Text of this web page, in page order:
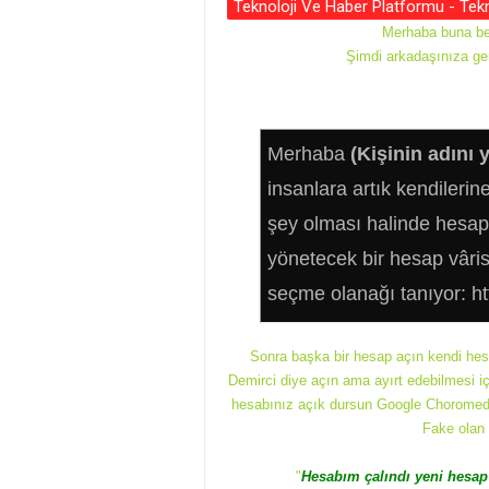
Teknoloji Ve Haber Platformu -
Merhaba buna
Şimdi arkadaşınıza
Merhaba (Kişinin adını
insanlara artık
şey olması halinde
yönetecek bir hesap
seçme olanağı tanıyor:
Beni iyi tanıdığın ve sana
güvendiğim için seni
Bunun hakkında
istersen lütfen bana
Sonra başka bir hesap açın kendi
Demirci diye açın ama ayırt edebilmesi
hesabınız açık dursun Google
Fake olan
"Hesabım çalındı yeni